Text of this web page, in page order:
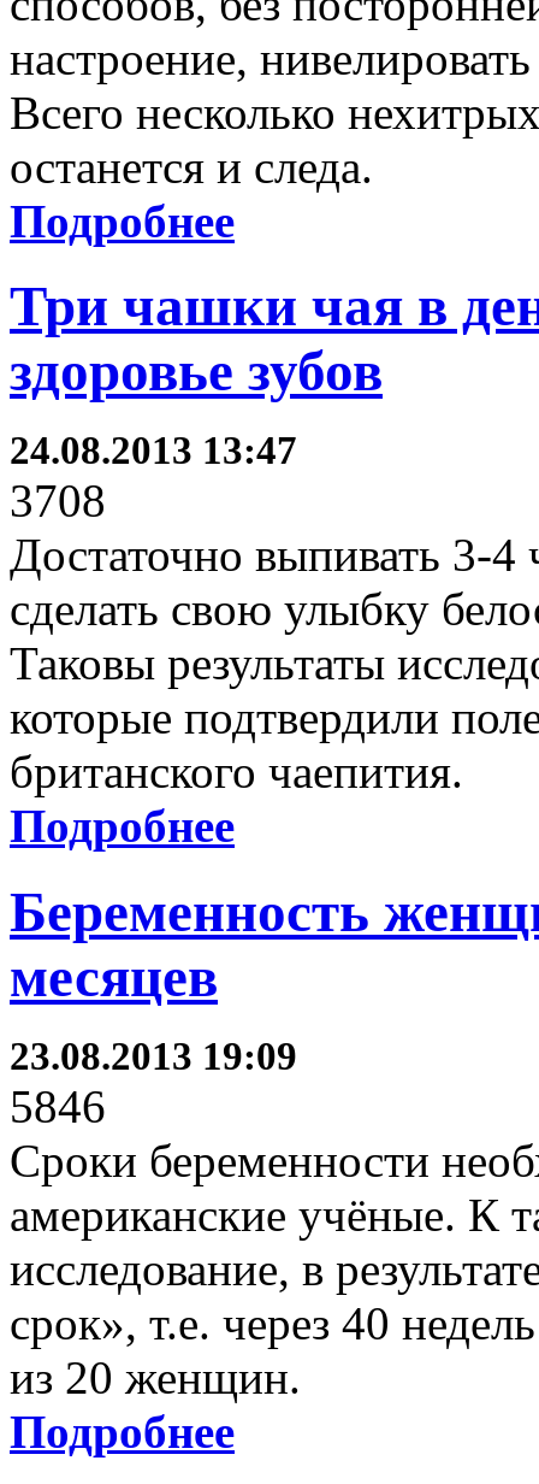
настроение,
Всего несколько
останется и следа.
Подробнее
Три чашки чая в
здоровье зубов
24.08.2013 13:47
3708
Достаточно выпивать 3-
сделать свою улыбку
Таковы результаты
которые подтвердили
британского чаепития.
Подробнее
Беременность
месяцев
23.08.2013 19:09
5846
Сроки беременности
американские учёные. К
исследование, в
срок», т.е. через 40
из 20 женщин.
Подробнее